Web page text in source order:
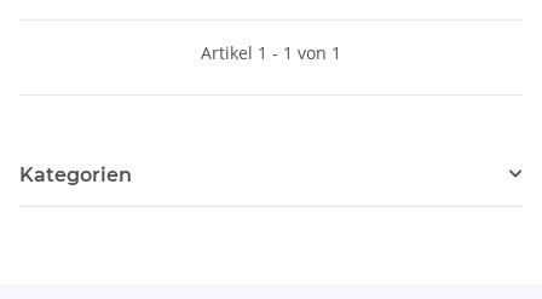
Artikel 1 - 1 von 1
Kategorien